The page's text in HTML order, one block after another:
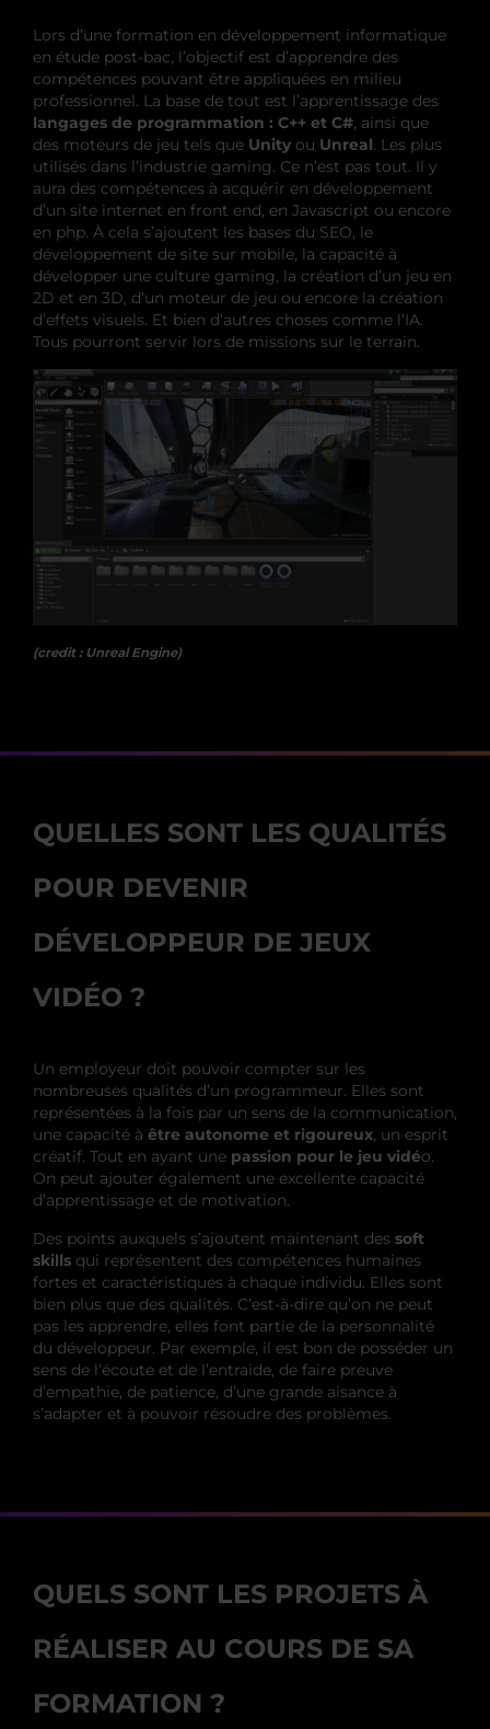
Lors d’une formation en développement informatique
en étude post-bac, l’objectif est d’apprendre des
compétences pouvant être appliquées en milieu
professionnel. La base de tout est l’apprentissage des
langages de programmation : C++ et C#, ainsi que
des moteurs de jeu tels que Unity ou Unreal. Les plus
utilisés dans l’industrie gaming. Ce n’est pas tout. Il y
aura des compétences à acquérir en développement
d’un site internet en front end, en Javascript ou encore
en php. À cela s’ajoutent les bases du SEO, le
développement de site sur mobile, la capacité à
développer une culture gaming, la création d’un jeu en
2D et en 3D, d’un moteur de jeu ou encore la création
d’effets visuels. Et bien d’autres choses comme l’IA.
Tous pourront servir lors de missions sur le terrain.
(credit : Unreal Engine)
QUELLES SONT LES QUALITÉS
POUR DEVENIR
DÉVELOPPEUR DE JEUX
VIDÉO ?
Un employeur doit pouvoir compter sur les
nombreuses qualités d’un programmeur. Elles sont
représentées à la fois par un sens de la communication,
une capacité à être autonome et rigoureux, un esprit
créatif. Tout en ayant une passion pour le jeu vidéo.
On peut ajouter également une excellente capacité
d’apprentissage et de motivation.
Des points auxquels s’ajoutent maintenant des soft
skills qui représentent des compétences humaines
fortes et caractéristiques à chaque individu. Elles sont
bien plus que des qualités. C’est-à-dire qu’on ne peut
pas les apprendre, elles font partie de la personnalité
du développeur. Par exemple, il est bon de posséder un
sens de l’écoute et de l’entraide, de faire preuve
d’empathie, de patience, d’une grande aisance à
s’adapter et à pouvoir résoudre des problèmes.
QUELS SONT LES PROJETS À
RÉALISER AU COURS DE SA
FORMATION ?